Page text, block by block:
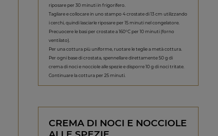
riposare per 30 minuti in frigorifero.
Tagliare e collocare in uno stampo 4 crostate di 13 cm utilizzando
i cerchi, quindi lasciarle riposare per 15 minuti nel congelatore.
Precuocere le basi per crostate a 160°C per 10 minuti (forno
ventilato).
Per una cottura più uniforme, ruotare le teglie a metà cottura.
Per ogni base di crostata, spennellare direttamente 50 g di
crema di noci e nocciole alle spezie e disporre 10 g di noci tritate.
Continuare la cottura per 25 minuti.
CREMA DI NOCI E NOCCIOLE